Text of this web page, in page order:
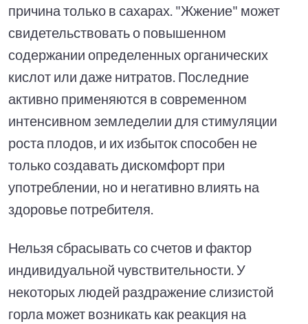
причина только в сахарах. "Жжение" может
свидетельствовать о повышенном
содержании определенных органических
кислот или даже нитратов. Последние
активно применяются в современном
интенсивном земледелии для стимуляции
роста плодов, и их избыток способен не
только создавать дискомфорт при
употреблении, но и негативно влиять на
здоровье потребителя.
Нельзя сбрасывать со счетов и фактор
индивидуальной чувствительности. У
некоторых людей раздражение слизистой
горла может возникать как реакция на